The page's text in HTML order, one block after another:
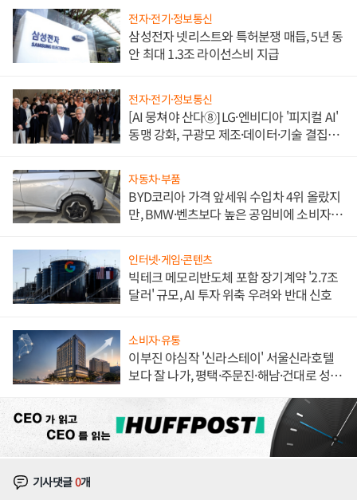
전자·전기·정보통신
삼성전자 넷리스트와 특허분쟁 매듭, 5년 동
안 최대 1.3조 라이선스비 지급
전자·전기·정보통신
[AI 뭉쳐야 산다⑧] LG·엔비디아 '피지컬 AI'
동맹 강화, 구광모 제조·데이터·기술 결집
자동차·부품
BYD코리아 가격 앞세워 수입차 4위 올랐지
만, BMW·벤츠보다 높은 공임비에 소비자
인터넷·게임·콘텐츠
빅테크 메모리반도체 포함 장기계약 '2.7조
달러' 규모, AI 투자 위축 우려와 반대 신호
소비자·유통
이부진 야심작 '신라스테이' 서울신라호텔
보다 잘 나가, 평택·주문진·해남·건대로 성
기사댓글0개